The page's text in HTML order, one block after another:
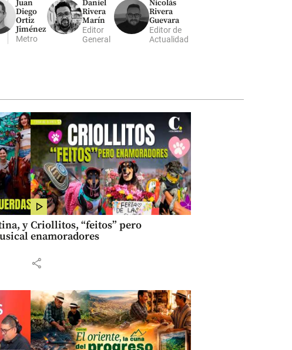
Juan
Diego
Ortiz
Jiménez
Metro
Daniel
Rivera
Marín
Editor
General
Nicolás
Rivera
Guevara
Editor de
Actualidad
y Criollitos, “feitos” pero
enamoradores
share